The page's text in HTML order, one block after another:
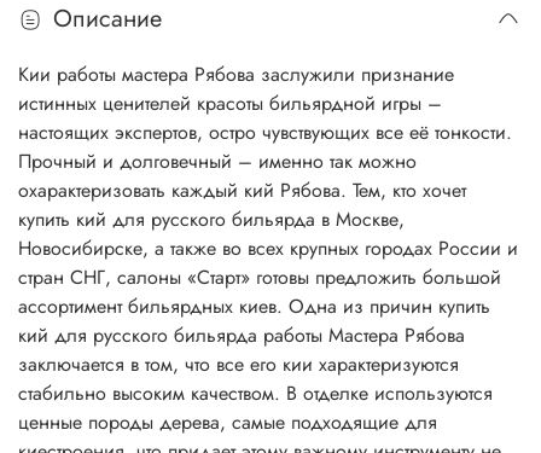
Описание
Кии работы мастера Рябова заслужили признание
истинных ценителей красоты бильярдной игры –
настоящих экспертов, остро чувствующих все её тонкости.
Прочный и долговечный – именно так можно
охарактеризовать каждый кий Рябова. Тем, кто хочет
купить кий для русского бильярда в Москве,
Новосибирске, а также во всех крупных городах России и
стран СНГ, салоны «Старт» готовы предложить большой
ассортимент бильярдных киев. Одна из причин купить
кий для русского бильярда работы Мастера Рябова
заключается в том, что все его кии характеризуются
стабильно высоким качеством. В отделке используются
ценные породы дерева, самые подходящие для